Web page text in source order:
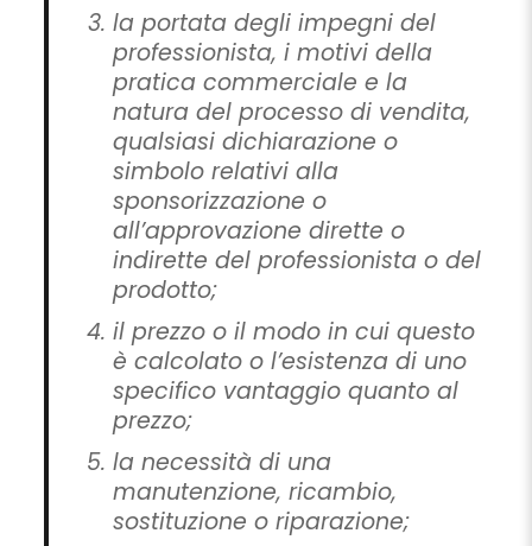
la portata degli impegni del
professionista, i motivi della
pratica commerciale e la
natura del processo di vendita,
qualsiasi dichiarazione o
simbolo relativi alla
sponsorizzazione o
all’approvazione dirette o
indirette del professionista o del
prodotto;
il prezzo o il modo in cui questo
è calcolato o l’esistenza di uno
specifico vantaggio quanto al
prezzo;
la necessità di una
manutenzione, ricambio,
sostituzione o riparazione;